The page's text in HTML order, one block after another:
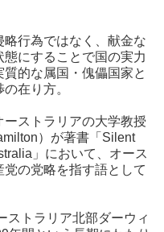
行為ではなく、献金な
にすることで国の実力
的な属国・傀儡国家と
在り方。
ストラリアの大学教授
）が著書「Silent
」において、オース
党の党略を指す語として
ストラリア北部ダーウィ